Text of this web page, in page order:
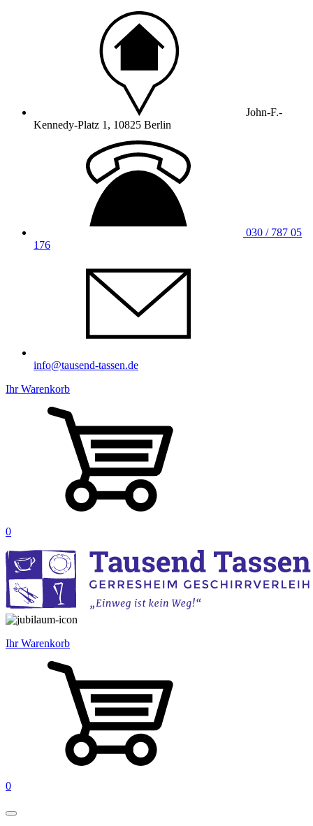
John-F.-
Kennedy-Platz 1, 10825 Berlin
030 / 787 05
176
info@tausend-tassen.de
Ihr Warenkorb
0
Ihr Warenkorb
0